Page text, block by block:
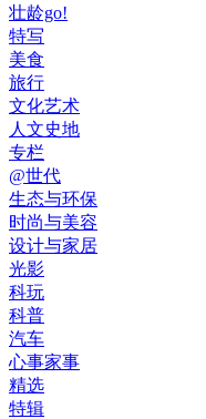
壮龄go!
特写
美食
旅行
文化艺术
人文史地
专栏
@世代
生态与环保
时尚与美容
设计与家居
光影
科玩
科普
汽车
心事家事
精选
特辑